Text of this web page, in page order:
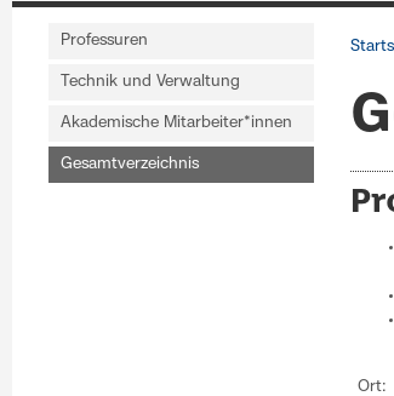
Professuren
Technik und Verwaltung
Akademische Mitarbeiter*innen
Gesamtverzeichnis
Ort: